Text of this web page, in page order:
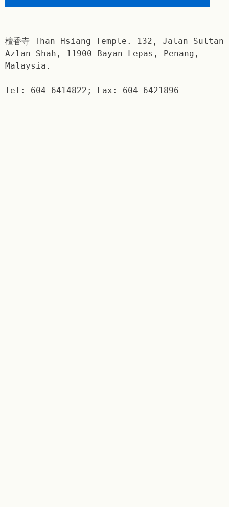
檀香寺 Than Hsiang Temple. 132, Jalan Sultan
Azlan Shah, 11900 Bayan Lepas, Penang,
Malaysia.
Tel: 604-6414822; Fax: 604-6421896